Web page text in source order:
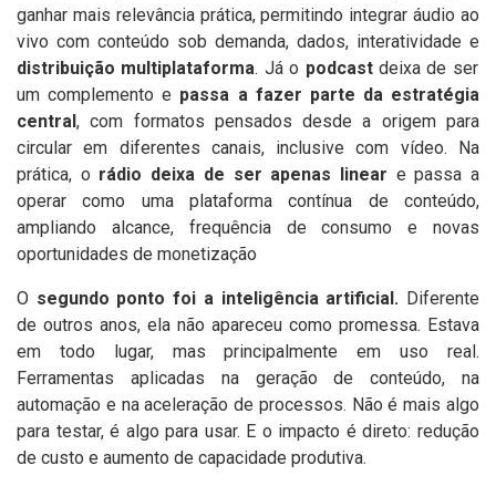
ganhar mais relevância prática, permitindo integrar áudio ao
vivo com conteúdo sob demanda, dados, interatividade e
distribuição multiplataforma. Já o podcastdeixa de ser
um complemento e passa a fazer parte da estratégia
central, com formatos pensados desde a origem para
circular em diferentes canais, inclusive com vídeo. Na
prática, o rádio deixa de ser apenas linear e passa a
operar como uma plataforma contínua de conteúdo,
ampliando alcance, frequência de consumo e novas
oportunidades de monetização
O segundo ponto foi a inteligência artificial. Diferente
de outros anos, ela não apareceu como promessa. Estava
em todo lugar, mas principalmente em uso real.
Ferramentas aplicadas na geração de conteúdo, na
automação e na aceleração de processos. Não é mais algo
para testar, é algo para usar. E o impacto é direto: redução
de custo e aumento de capacidade produtiva.